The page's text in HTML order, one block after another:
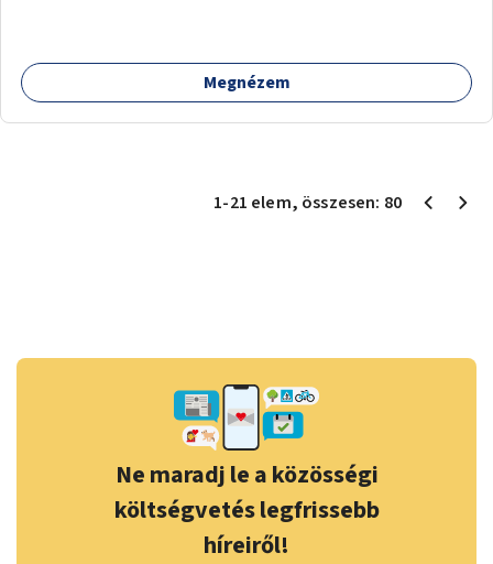
Megnézem
1-21 elem, összesen: 80
Ne maradj le a közösségi
költségvetés legfrissebb
híreiről!